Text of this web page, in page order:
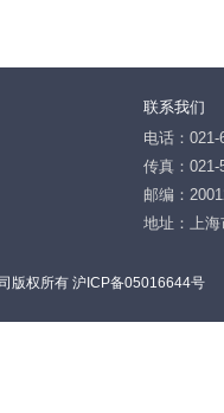
联系我们
电话：021-
传真：021-
邮编：
地址：上
版权所有 沪ICP备05016644号